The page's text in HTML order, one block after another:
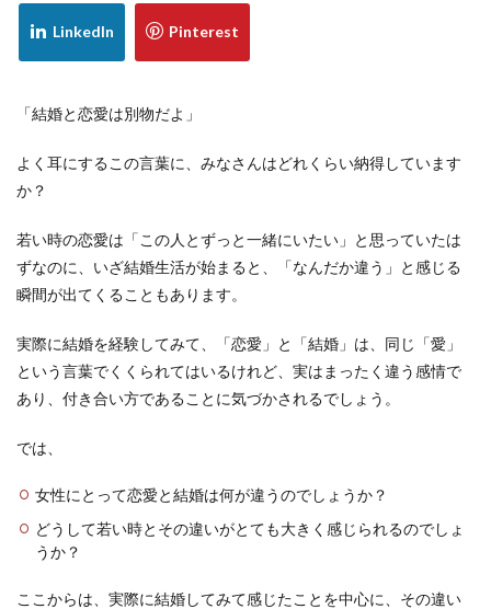
「結婚と恋愛は別物だよ」
よく耳にするこの言葉に、みなさんはどれくらい納得しています
か？
若い時の恋愛は「この人とずっと一緒にいたい」と思っていたは
ずなのに、いざ結婚生活が始まると、「なんだか違う」と感じる
瞬間が出てくることもあります。
実際に結婚を経験してみて、「恋愛」と「結婚」は、同じ「愛」
という言葉でくくられてはいるけれど、実はまったく違う感情で
あり、付き合い方であることに気づかされるでしょう。
では、
女性にとって恋愛と結婚は何が違うのでしょうか？
どうして若い時とその違いがとても大きく感じられるのでしょ
うか？
ここからは、実際に結婚してみて感じたことを中心に、その違い